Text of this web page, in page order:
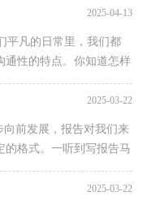
2025-04-13
平凡的日常里，我们都
通性的特点。你知道怎样
2025-03-22
前发展，报告对我们来
的格式。一听到写报告马
践报告...
2025-03-22